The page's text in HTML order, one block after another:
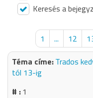
Keresés a
1 ... 12
Trados
tól 13-ig
1